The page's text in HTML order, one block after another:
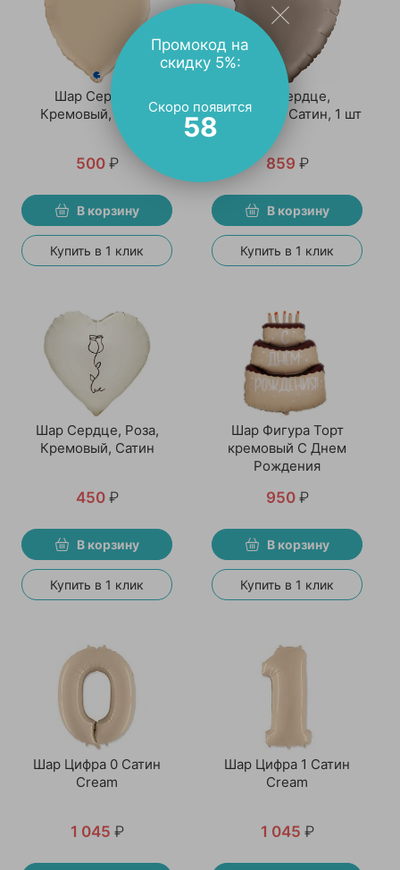
Шар Сердце,
Кремовый, Сатин
500 ₽
В корзину
Купить в 1 клик
Шар Сердце,
Кремовый, Сатин, 1 шт
859 ₽
В корзину
Купить в 1 клик
Шар Сердце, Роза,
Кремовый, Сатин
450 ₽
В корзину
Купить в 1 клик
Шар Фигура Торт
кремовый С Днем
Рождения
950 ₽
В корзину
Купить в 1 клик
Шар Цифра 0 Сатин
Cream
1 045 ₽
Шар Цифра 1 Сатин
Cream
1 045 ₽
Промокод на
скидку 5%:
Скоро появится
58